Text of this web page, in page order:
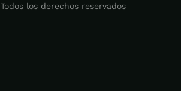
Todos los derechos reservados